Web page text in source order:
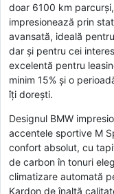
doar 6100 km
impresionează prin
avansată, ideală
dar și pentru cei
excelentă pentru
minim 15% și o
îți dorești.
Designul BMW
accentele sportive M
confort absolut, cu
de carbon în tonuri
climatizare automată
Kardon de înaltă